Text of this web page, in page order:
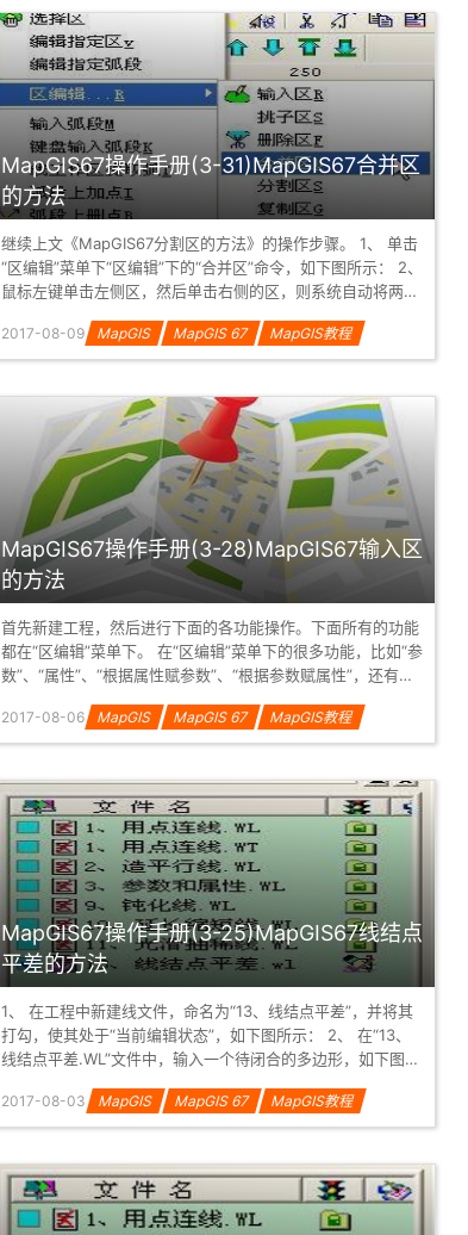
MapGIS67操作手册(3-31)MapGIS67合并区
的方法
继续上文《MapGIS67分割区的方法》的操作步骤。 1、 单击
“区编辑”菜单下“区编辑”下的“合并区”命令，如下图所示： 2、
鼠标左键单击左侧区，然后单击右侧的区，则系统自动将两个
2017-08-09 MapGIS MapGIS 67 MapGIS教程
MapGIS67操作手册(3-28)MapGIS67输入区
的方法
首先新建工程，然后进行下面的各功能操作。下面所有的功能
都在“区编辑”菜单下。 在“区编辑”菜单下的很多功能，比如“参
数”、“属性”、“根据属性赋参数”、“根据参数赋属性”，还有一
2017-08-06 MapGIS MapGIS 67 MapGIS教程
MapGIS67操作手册(3-25)MapGIS67线结点
平差的方法
1、 在工程中新建线文件，命名为“13、线结点平差”，并将其
打勾，使其处于“当前编辑状态”，如下图所示： 2、 在“13、
线结点平差.WL”文件中，输入一个待闭合的多边形，如下图所
2017-08-03 MapGIS MapGIS 67 MapGIS教程